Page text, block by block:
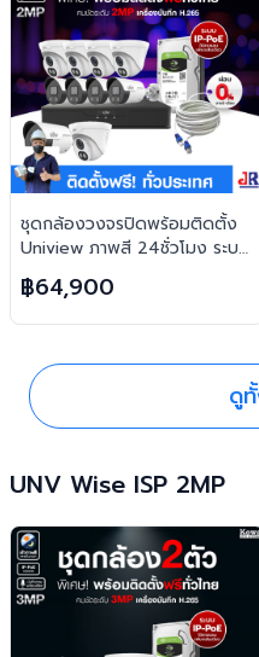
ชุดกล้องวงจรปิดพร้อมติดตั้ง
Uniview ภาพสี 24ชั่วโมง ระบบ
IP-PoE จำนวน 10 ตัว ความคม
ชัด 2MP บันทึกภาพพร้อมเสียง
และตอบโต้2ทิศทาง
฿64,900
ดู
UNV Wise ISP 2MP